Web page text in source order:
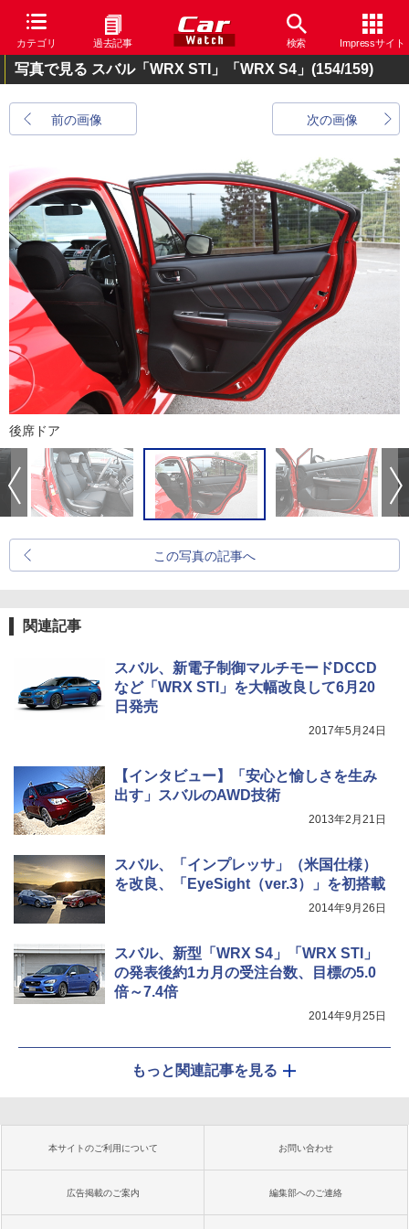
カテゴリ 過去記事 検索 Impressサイト
写真で見る スバル「WRX STI」「WRX S4」 (154/159)
前の画像 次の画像
後席ドア
この写真の記事へ
関連記事
スバル、新電子制御マルチモードDCCD
など「WRX STI」を大幅改良して6月20
日発売
2017年5月24日
【インタビュー】「安心と愉しさを生み
出す」スバルのAWD技術
2013年2月21日
スバル、「インプレッサ」（米国仕様）
を改良、「EyeSight（ver.3）」を初搭載
2014年9月26日
スバル、新型「WRX S4」「WRX STI」
の発表後約1カ月の受注台数、目標の5.0
倍～7.4倍
2014年9月25日
もっと関連記事を見る
本サイトのご利用について お問い合わせ
広告掲載のご案内 編集部へのご連絡